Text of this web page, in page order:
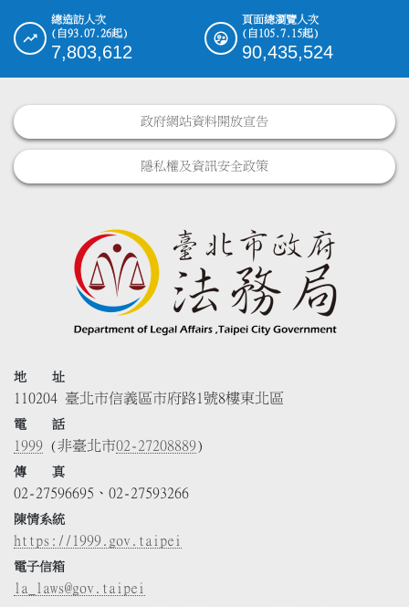
總造訪人次
(自93.07.26起)
7,803,612
頁面總瀏覽人次
(自105.7.15起)
90,435,524
政府網站資料開放宣告
隱私權及資訊安全政策
地 址
110204 臺北市信義區市府路1號8樓東北區
電 話
1999 (非臺北市02-27208889)
傳 真
02-27596695、02-27593266
陳情系統
https://1999.gov.taipei
電子信箱
la_laws@gov.taipei